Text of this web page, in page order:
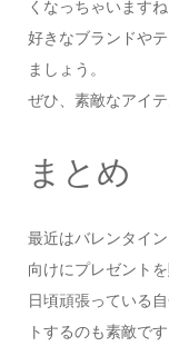
くなっちゃいますね
好きなブランドや
ましょう。
ぜひ、素敵なアイ
まとめ
最近はバレンタイ
向けにプレゼント
日頃頑張っている
トするのも素敵です